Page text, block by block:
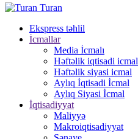
Turan
Ekspress təhlil
İcmallar
Media İcmalı
Həftəlik iqtisadi icmal
Həftəlik siyasi icmal
Aylıq İqtisadi İcmal
Aylıq Siyasi İcmal
İqtisadiyyat
Maliyyə
Makroiqtisadiyyat